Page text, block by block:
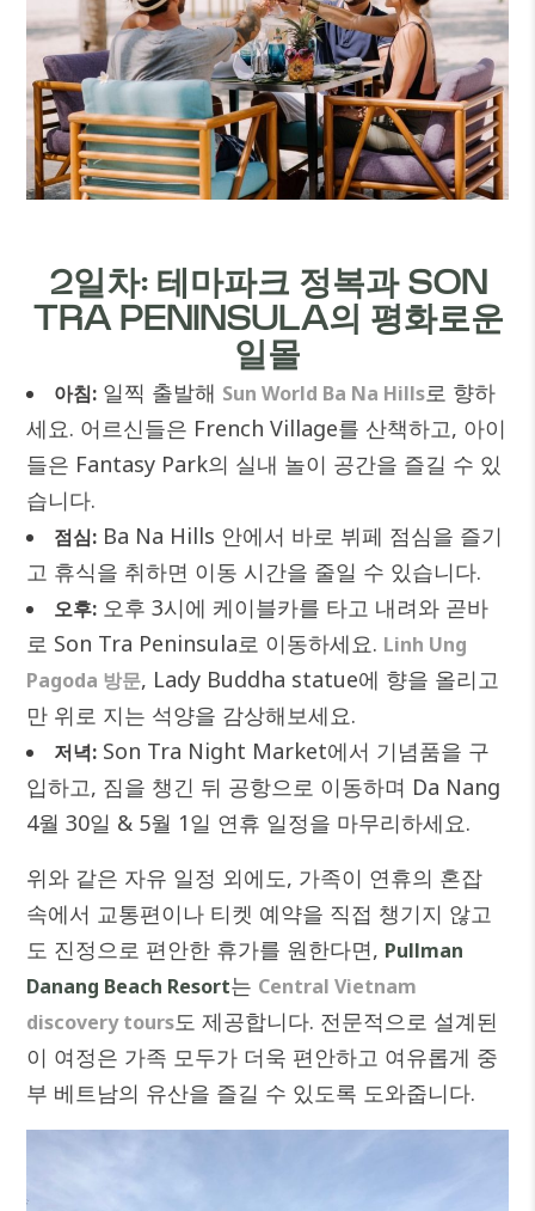
2일차: 테마파크 정복과 SON
TRA PENINSULA의 평화로운
일몰
아침: 일찍 출발해 Sun World Ba Na Hills로 향하
세요. 어르신들은 French Village를 산책하고, 아이
들은 Fantasy Park의 실내 놀이 공간을 즐길 수 있
습니다.
점심: Ba Na Hills 안에서 바로 뷔페 점심을 즐기
고 휴식을 취하면 이동 시간을 줄일 수 있습니다.
오후: 오후 3시에 케이블카를 타고 내려와 곧바
로 Son Tra Peninsula로 이동하세요. Linh Ung
Pagoda 방문, Lady Buddha statue에 향을 올리고
만 위로 지는 석양을 감상해보세요.
저녁: Son Tra Night Market에서 기념품을 구
입하고, 짐을 챙긴 뒤 공항으로 이동하며 Da Nang
4월 30일 & 5월 1일 연휴 일정을 마무리하세요.
위와 같은 자유 일정 외에도, 가족이 연휴의 혼잡
속에서 교통편이나 티켓 예약을 직접 챙기지 않고
도 진정으로 편안한 휴가를 원한다면, Pullman
Danang Beach Resort는 Central Vietnam
discovery tours도 제공합니다. 전문적으로 설계된
이 여정은 가족 모두가 더욱 편안하고 여유롭게 중
부 베트남의 유산을 즐길 수 있도록 도와줍니다.